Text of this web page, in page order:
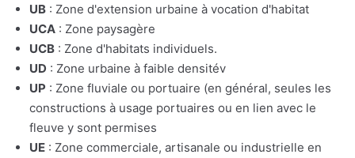
UB : Zone d'extension urbaine à vocation d'habitat
UCA : Zone paysagère
UCB : Zone d'habitats individuels.
UD : Zone urbaine à faible densitév
UP : Zone fluviale ou portuaire (en général, seules les
constructions à usage portuaires ou en lien avec le
fleuve y sont permises
UE : Zone commerciale, artisanale ou industrielle en